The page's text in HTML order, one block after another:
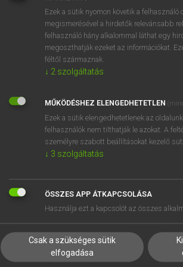
BELÉPÉS
EGYÉNI FELHASZNÁLÓKNAK
TANULÓKNAK
VÁLLALATI MEGOLDÁSOK
SÚGÓ
RÓLUNK
SÜTI
Ezek a sütik nyomon követik a
megismerésével a hirdetők relevánsabb
felhasználó hány alkalommal láthat egy
megoszthatják ezeket az információkat.
féltől származnak.
↓ 2 szolgáltatás
MŰKÖDÉSHEZ ELENGEDHETETLEN
Ezek a sütik elengedhetetlenek az
felhasználók nem tilthatják le azokat. A
személyre szabott beállításokat kezelő
↓ 3 szolgáltatás
ÖSSZES APP ÁTKAPCSOLÁSA
Használja ezt a kapcsolót az összes
Csak a szükséges sütik
elfogadása